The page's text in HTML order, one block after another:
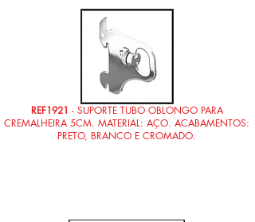
REF1921 - SUPORTE TUBO OBLONGO PARA
CREMALHEIRA 5CM. MATERIAL: AÇO. ACABAMENTOS:
PRETO, BRANCO E CROMADO.